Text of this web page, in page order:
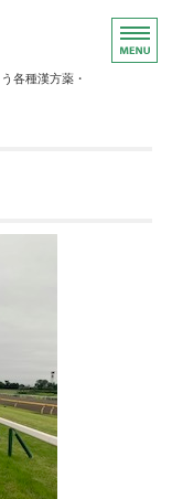
食品のご相談ならヤグ
各種漢方薬・